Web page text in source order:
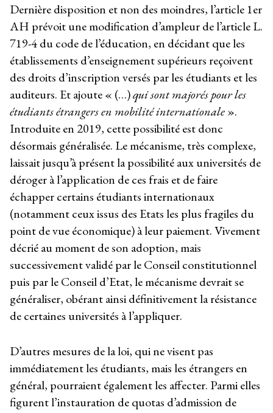
Dernière disposition et non des moindres, l’article 1er
AH prévoit une modification d’ampleur de l’article L.
719-4 du code de l’éducation, en décidant que les
établissements d’enseignement supérieurs reçoivent
des droits d’inscription versés par les étudiants et les
auditeurs. Et ajoute « (…)qui sont majorés pour les
étudiants étrangers en mobilité internationale».
Introduite en 2019, cette possibilité est donc
désormais généralisée. Le mécanisme, très complexe,
laissait jusqu’à présent la possibilité aux universités de
déroger à l’application de ces frais et de faire
échapper certains étudiants internationaux
(notamment ceux issus des Etats les plus fragiles du
point de vue économique) à leur paiement. Vivement
décrié au moment de son adoption, mais
successivement validé par le Conseil constitutionnel
puis par le Conseil d’Etat, le mécanisme devrait se
généraliser, obérant ainsi définitivement la résistance
de certaines universités à l’appliquer.
D’autres mesures de la loi, qui ne visent pas
immédiatement les étudiants, mais les étrangers en
général, pourraient également les affecter. Parmi elles
figurent l’instauration de quotas d’admission de